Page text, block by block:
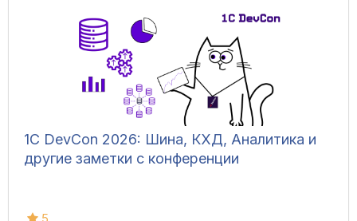
1С DevCon 2026: Шина, КХД, Аналитика и
другие заметки с конференции